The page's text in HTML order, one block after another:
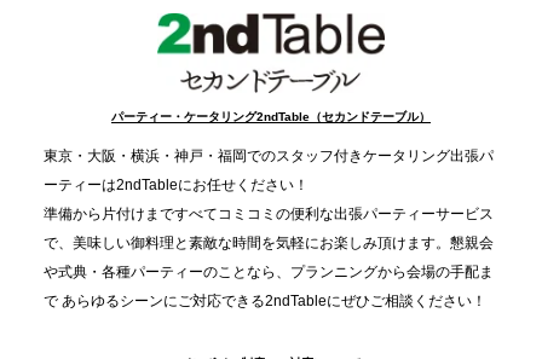
事提供を実施へ
TBS「Nスタ」で、2ndTable「1DISH」が紹介され
2025.11.21
プレスリリースのご案内｜忘年会は“移動時間ゼロ
分”の時代へ。法人注文が前年比5倍に伸びた「宅配
オードブル」が提案する、新しい乾杯文化
パーティー・ケータリング2ndTable（セカンドテーブル）
東京・大阪・横浜・神戸・福岡でのスタッフ付きケータリング出張パ
ーティーは2ndTableにお任せください！
準備から片付けまですべてコミコミの便利な出張パーティーサービス
で、美味しい御料理と素敵な時間を気軽にお楽しみ頂けます。懇親会
や式典・各種パーティーのことなら、プランニングから会場の手配ま
で あらゆるシーンにご対応できる2ndTableにぜひご相談ください！